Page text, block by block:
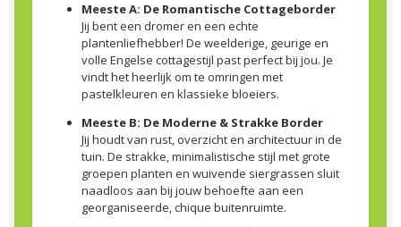
Meeste A: De Romantische Cottageborder
Jij bent een dromer en een echte
plantenliefhebber! De weelderige, geurige en
volle Engelse cottagestijl past perfect bij jou. Je
vindt het heerlijk om te omringen met
pastelkleuren en klassieke bloeiers.
Meeste B: De Moderne & Strakke Border
Jij houdt van rust, overzicht en architectuur in de
tuin. De strakke, minimalistische stijl met grote
groepen planten en wuivende siergrassen sluit
naadloos aan bij jouw behoefte aan een
georganiseerde, chique buitenruimte.